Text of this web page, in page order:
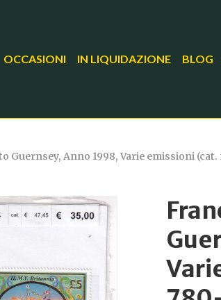
OCCASIONI IN LIQUIDAZIONE BLOG
Guernsey, Anno 1998, Varie emissioni (cat.